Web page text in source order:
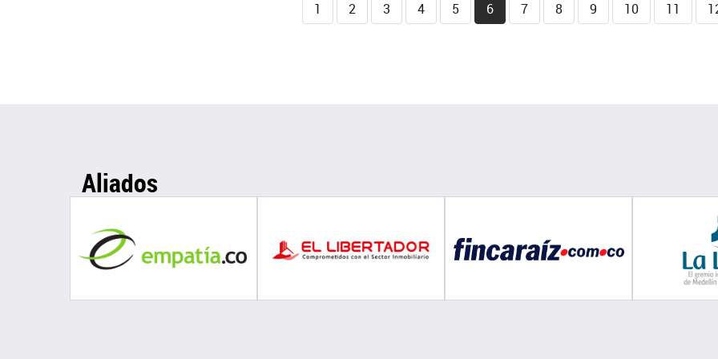
1 2 3 4 5 6 7 8 9 10 11
Aliados